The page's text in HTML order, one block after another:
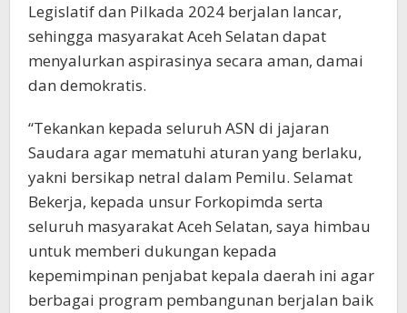
Legislatif dan Pilkada 2024 berjalan lancar,
sehingga masyarakat Aceh Selatan dapat
menyalurkan aspirasinya secara aman, damai
dan demokratis.
“Tekankan kepada seluruh ASN di jajaran
Saudara agar mematuhi aturan yang berlaku,
yakni bersikap netral dalam Pemilu. Selamat
Bekerja, kepada unsur Forkopimda serta
seluruh masyarakat Aceh Selatan, saya himbau
untuk memberi dukungan kepada
kepemimpinan penjabat kepala daerah ini agar
berbagai program pembangunan berjalan baik